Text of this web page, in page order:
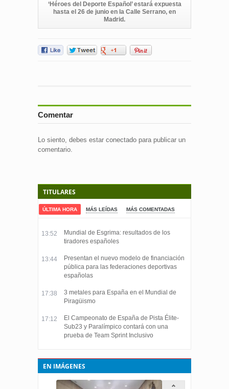
‘Héroes del Deporte Español’ estará expuesta
hasta el 26 de junio en la Calle Serrano, en
Madrid.
Comentar
Lo siento, debes estar conectado para publicar un
comentario.
TITULARES
ÚLTIMA HORA MÁS LEÍDAS MÁS COMENTADAS
13:52
Mundial de Esgrima: resultados de los
tiradores españoles
13:44
Presentan el nuevo modelo de financiación
pública para las federaciones deportivas
españolas
17:38
3 metales para España en el Mundial de
Piragüismo
17:12
El Campeonato de España de Pista Élite-
Sub23 y Paralímpico contará con una
prueba de Team Sprint Inclusivo
EN IMÁGENES